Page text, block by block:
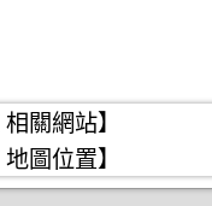
關網站】
圖位置】